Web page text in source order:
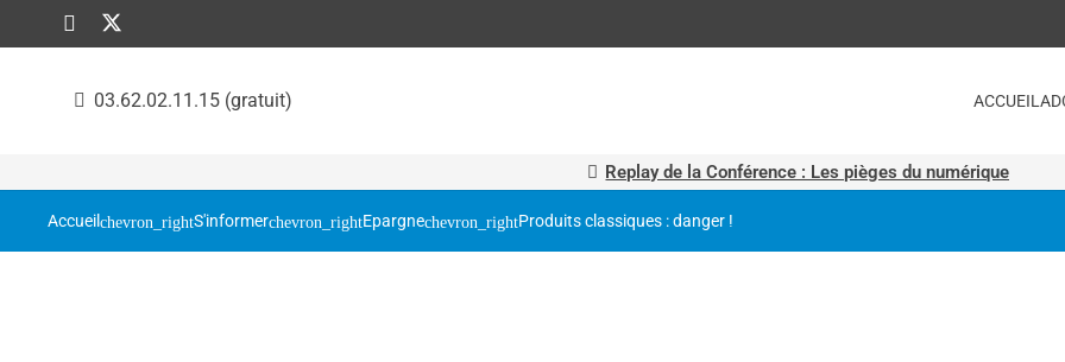
03.62.02.11.15 (gratuit) ACCUEIL
Replay de la Conférence : Les pièges du numérique
Accueil S'informer Epargne Produits classiques : danger !